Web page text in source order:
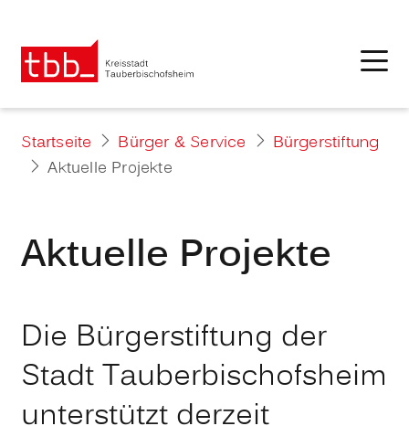
Startseite Bürger & Service
Bürgerstiftung
Aktuelle Projekte
Aktuelle Projekte
Die Bürgerstiftung der
Stadt Tauberbischofsheim
unterstützt derzeit